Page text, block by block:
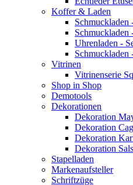
Koffer & Laden
Schmuckladen
Schmuckladen
Uhrenladen -
Schmuckladen
Vitrinen
Vitrinenserie
Shop in Shop
Demotools
Dekorationen
Dekoration
Dekoration
Dekoration
Dekoration
Stapelladen
Markenaufsteller
Schriftzüge